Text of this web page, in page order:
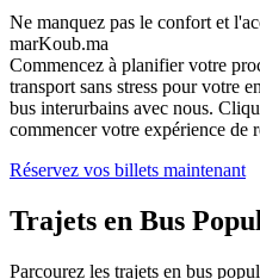
Ne manquez pas le confort et
marKoub.ma
Commencez à planifier votre
transport sans stress pour votre
bus interurbains avec nous.
commencer votre expérience de
Réservez vos billets maintenant
Trajets en Bus
Parcourez les trajets en bus